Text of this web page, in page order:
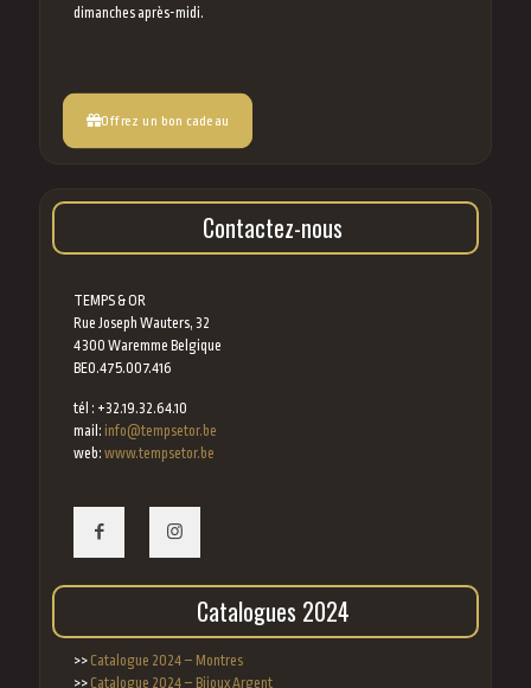
dimanches après-midi.
Offrez un bon cadeau
Contactez-nous
TEMPS & OR
Rue Joseph Wauters, 32
4300 Waremme Belgique
BE0.475.007.416
tél : +32.19.32.64.10
mail: info@tempsetor.be
web: www.tempsetor.be
Catalogues 2024
>> Catalogue 2024 – Montres
>> Catalogue 2024 – Bijoux Argent